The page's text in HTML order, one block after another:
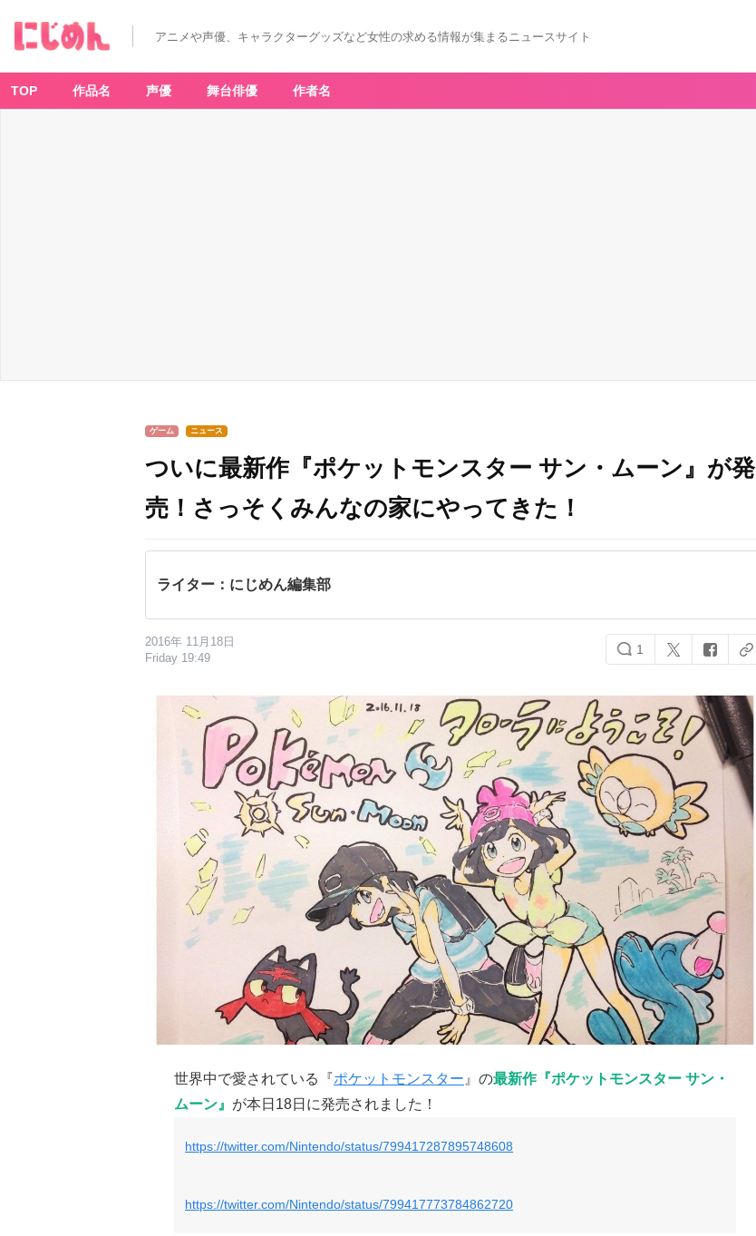
アニメや声優、キャラクターグッズなど女性の求める情報が集まるニュースサイト
TOP 作品名 声優 舞台俳優 作者名
ゲーム ニュース
ついに最新作『ポケットモンスター サン・ムーン』が発
売！さっそくみんなの家にやってきた！
ライター：にじめん編集部
2016年 11月18日
Friday 19:49
1
世界中で愛されている『ポケットモンスター 』の最新作『ポケットモンスター サン・
ムーン』 が本日18日に発売されました！
https://twitter.com/Nintendo/status/799417287895748608
https://twitter.com/Nintendo/status/799417773784862720